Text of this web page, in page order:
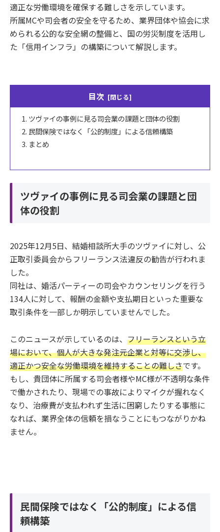
適正な労働環境を確保する難しさを示しています。
所属MCや司会者の安全を守るため、業界団体や協会に求
められる公的な安全網の整備と、国の労災制度を活用し
た「信用インフラ」の構築について解説します。
目次
ツヴァイの事例に見る司会業の課題と団体の役割
民間保険ではなく「公的制度」による信頼構築
まとめ
ツヴァイの事例に見る司会業の課題と団
体の役割
2025年12月5日、結婚相談所大手のツヴァイに対し、公
正取引委員会からフリーランス法違反の勧告が行われま
した。
同社は、婚活パーティーの司会やカウンセリングを行う
134人に対して、報酬の金額や支払期日といった重要な
取引条件を一部しか明示していませんでした。
このニュースが示しているのは、 フリーランスという立
場において、個人が大きな発注元企業と対等に交渉し、
適正かつ安全な労働環境を維持することの難しさです。
もし、貴団体に所属する司会者様やMC様が不透明な条件
で働かされたり、現場での事故によりマイクが握れなく
なり、治療費が支払われず生活に困窮したりする事態に
なれば、業界全体の信頼を損なうことにもつながりかね
ません。
民間保険ではなく「公的制度」による信
頼構築